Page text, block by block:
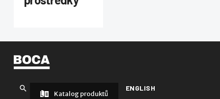
ENGLISH
Katalog produktů